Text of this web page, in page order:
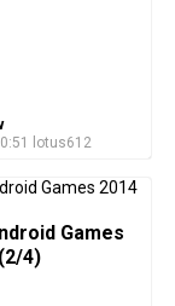
lotus612
Games
4)